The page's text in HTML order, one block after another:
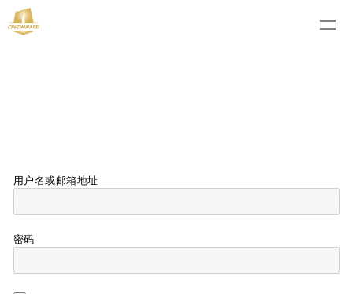
用户名或邮箱地址
密码